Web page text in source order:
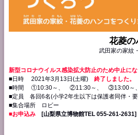
花菱の
武田家の家紋
新型コロナウイルス感染拡大防止のため中止に
■日時 2021年3月13日(土曜) 終了しました。
■時間 ①10:30～、 ②11:30～、 ③13:00～
■定員 各回6名(小学2年生以下は保護者同伴・
■集合場所 ロビー
■お申込み
[山梨県立博物館TEL 055‐261‐2631]